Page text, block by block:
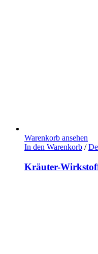
Warenkorb ansehen
In den Warenkorb /
Kräuter-